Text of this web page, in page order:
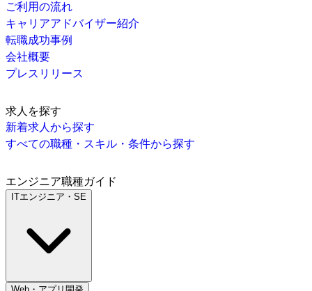
ご利用の流れ
キャリアアドバイザー紹介
転職成功事例
会社概要
プレスリリース
求人を探す
新着求人から探す
すべての職種・スキル・条件から探す
エンジニア職種ガイド
ITエンジニア・SE